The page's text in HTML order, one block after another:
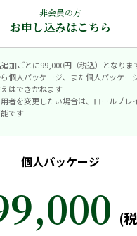
非会員の方
お申し込みはこちら
加ごとに99,000円（税込）となりま
個人パッケージ、また個人パッケー
はできかねます
者を変更したい場合は、ロールプレ
です
個人パッケージ
(